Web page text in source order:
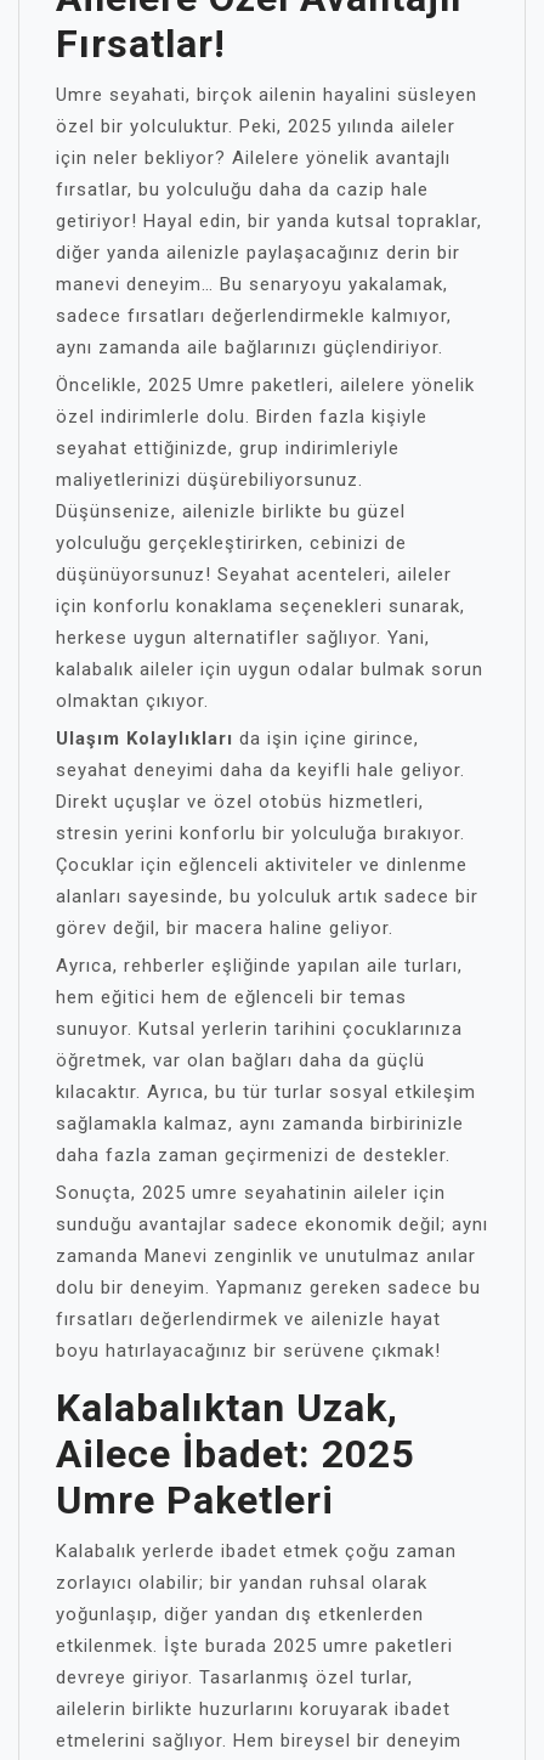
Fırsatlar!
Umre seyahati, birçok ailenin hayalini süsleyen
özel bir yolculuktur. Peki, 2025 yılında aileler
için neler bekliyor? Ailelere yönelik avantajlı
fırsatlar, bu yolculuğu daha da cazip hale
getiriyor! Hayal edin, bir yanda kutsal topraklar,
diğer yanda ailenizle paylaşacağınız derin bir
manevi deneyim… Bu senaryoyu yakalamak,
sadece fırsatları değerlendirmekle kalmıyor,
aynı zamanda aile bağlarınızı güçlendiriyor.
Öncelikle, 2025 Umre paketleri, ailelere yönelik
özel indirimlerle dolu. Birden fazla kişiyle
seyahat ettiğinizde, grup indirimleriyle
maliyetlerinizi düşürebiliyorsunuz.
Düşünsenize, ailenizle birlikte bu güzel
yolculuğu gerçekleştirirken, cebinizi de
düşünüyorsunuz! Seyahat acenteleri, aileler
için konforlu konaklama seçenekleri sunarak,
herkese uygun alternatifler sağlıyor. Yani,
kalabalık aileler için uygun odalar bulmak sorun
olmaktan çıkıyor.
Ulaşım Kolaylıkları da işin içine girince,
seyahat deneyimi daha da keyifli hale geliyor.
Direkt uçuşlar ve özel otobüs hizmetleri,
stresin yerini konforlu bir yolculuğa bırakıyor.
Çocuklar için eğlenceli aktiviteler ve dinlenme
alanları sayesinde, bu yolculuk artık sadece bir
görev değil, bir macera haline geliyor.
Ayrıca, rehberler eşliğinde yapılan aile turları,
hem eğitici hem de eğlenceli bir temas
sunuyor. Kutsal yerlerin tarihini çocuklarınıza
öğretmek, var olan bağları daha da güçlü
kılacaktır. Ayrıca, bu tür turlar sosyal etkileşim
sağlamakla kalmaz, aynı zamanda birbirinizle
daha fazla zaman geçirmenizi de destekler.
Sonuçta, 2025 umre seyahatinin aileler için
sunduğu avantajlar sadece ekonomik değil; aynı
zamanda Manevi zenginlik ve unutulmaz anılar
dolu bir deneyim. Yapmanız gereken sadece bu
fırsatları değerlendirmek ve ailenizle hayat
boyu hatırlayacağınız bir serüvene çıkmak!
Kalabalıktan Uzak,
Ailece İbadet: 2025
Umre Paketleri
Kalabalık yerlerde ibadet etmek çoğu zaman
zorlayıcı olabilir; bir yandan ruhsal olarak
yoğunlaşıp, diğer yandan dış etkenlerden
etkilenmek. İşte burada 2025 umre paketleri
devreye giriyor. Tasarlanmış özel turlar,
ailelerin birlikte huzurlarını koruyarak ibadet
etmelerini sağlıyor. Hem bireysel bir deneyim